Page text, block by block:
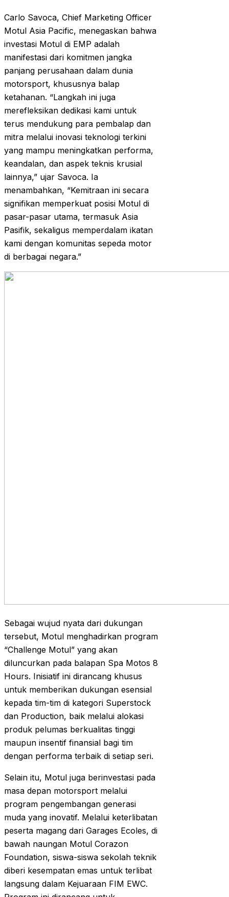
Carlo Savoca, Chief Marketing Officer
Motul Asia Pacific, menegaskan bahwa
investasi Motul di EMP adalah
manifestasi dari komitmen jangka
panjang perusahaan dalam dunia
motorsport, khususnya balap
ketahanan. “Langkah ini juga
merefleksikan dedikasi kami untuk
terus mendukung para pembalap dan
mitra melalui inovasi teknologi terkini
yang mampu meningkatkan performa,
keandalan, dan aspek teknis krusial
lainnya,” ujar Savoca. Ia
menambahkan, “Kemitraan ini secara
signifikan memperkuat posisi Motul di
pasar-pasar utama, termasuk Asia
Pasifik, sekaligus memperdalam ikatan
kami dengan komunitas sepeda motor
di berbagai negara.”
Sebagai wujud nyata dari dukungan
tersebut, Motul menghadirkan program
“Challenge Motul” yang akan
diluncurkan pada balapan Spa Motos 8
Hours. Inisiatif ini dirancang khusus
untuk memberikan dukungan esensial
kepada tim-tim di kategori Superstock
dan Production, baik melalui alokasi
produk pelumas berkualitas tinggi
maupun insentif finansial bagi tim
dengan performa terbaik di setiap seri.
Selain itu, Motul juga berinvestasi pada
masa depan motorsport melalui
program pengembangan generasi
muda yang inovatif. Melalui keterlibatan
peserta magang dari Garages Ecoles, di
bawah naungan Motul Corazon
Foundation, siswa-siswa sekolah teknik
diberi kesempatan emas untuk terlibat
langsung dalam Kejuaraan FIM EWC.